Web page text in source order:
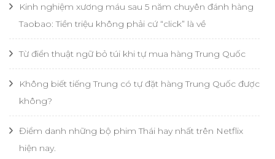
Kinh nghiệm xương máu sau 5 năm chuyên đánh hàng
Taobao: Tiền triệu không phải cứ “click” là về
Từ điển thuật ngữ bỏ túi khi tự mua hàng Trung Quốc
Không biết tiếng Trung có tự đặt hàng Trung Quốc được
không?
Điểm danh những bộ phim Thái hay nhất trên Netflix
hiện nay.